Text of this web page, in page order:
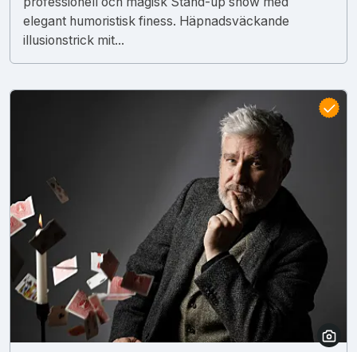
elegant humoristisk finess. Häpnadsväckande
illusionstrick mit...